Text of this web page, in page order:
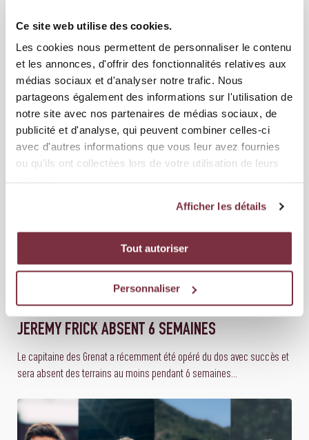
Ce site web utilise des cookies.
Les cookies nous permettent de personnaliser le contenu
et les annonces, d'offrir des fonctionnalités relatives aux
médias sociaux et d'analyser notre trafic. Nous
partageons également des informations sur l'utilisation de
notre site avec nos partenaires de médias sociaux, de
publicité et d'analyse, qui peuvent combiner celles-ci
avec d'autres informations que vous leur avez fournies
ou qu'ils ont collectées lors de votre utilisation de leurs
Afficher les détails
Tout autoriser
Personnaliser
ÉQUIPE FÉMININE 17 JUILLET 2026
ECRIRE L'HISTOIRE AVEC VOUS
Le Servette FCCF lance aujourd'hui sa campagne d'abonnement pour la
saison 2026-2027. La saison dernière restera à jamai...
ÉQUIPE PREMIÈRE 16 JUILLET 2026
JEREMY FRICK ABSENT 6 SEMAINES
Le capitaine des Grenat a récemment été opéré du dos avec succès et
sera absent des terrains au moins pendant 6 semaines...